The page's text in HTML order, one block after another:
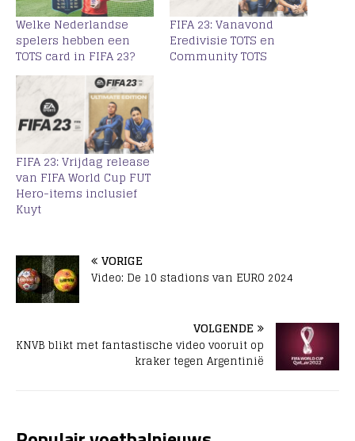
Welke Nederlandse
spelers hebben een
TOTS card in FIFA 23?
FIFA 23: Vanavond
Eredivisie TOTS en
Community TOTS
FIFA 23: Vrijdag release
van FIFA World Cup FUT
Hero-items inclusief
Kuyt
VORIGE
Video: De 10 stadions van EURO 2024
VOLGENDE
KNVB blikt met fantastische video vooruit op
kraker tegen Argentinië